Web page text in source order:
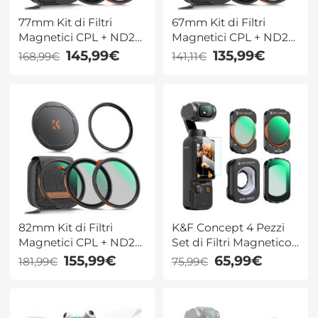
77mm Kit di Filtri
Magnetici CPL + ND2-
32 + Filtro Black Mist
Strati di Rivestimento
Nano - Serie Nano-Xcel
168,99€ 145,99€
67mm Kit di Filtri
Magnetici CPL + ND2-
32 + Filtro Black Mist
Strati di Rivestimento
Nano - Serie Nano-Xcel
141,11€ 135,99€
82mm Kit di Filtri
Magnetici CPL + ND2-
32 + Filtro Black Mist
1/4 + Adattatore +
181,99€ 155,99€
K&F Concept 4 Pezzi
Set di Filtri Magnetico
per DJI OSMO Pocket
3, con Filtro CPL, Black
75,99€ 65,99€